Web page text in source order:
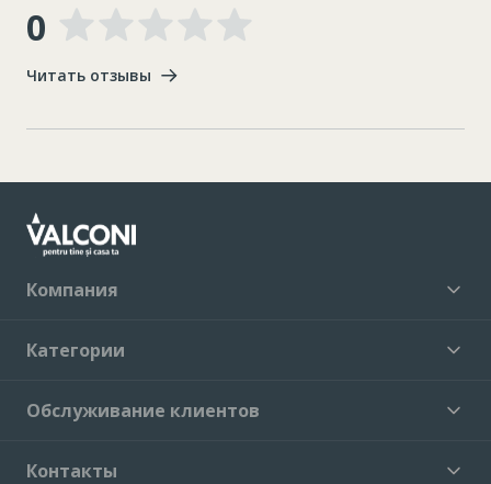
0
Читать отзывы
Компания
Категории
Обслуживание клиентов
Контакты